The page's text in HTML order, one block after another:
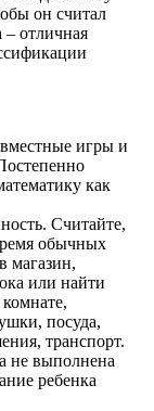
он считал
– отличная
игры и
как
Считайте,
обычных
магазин,
или найти
посуда,
транспорт.
не выполнена
ребенка